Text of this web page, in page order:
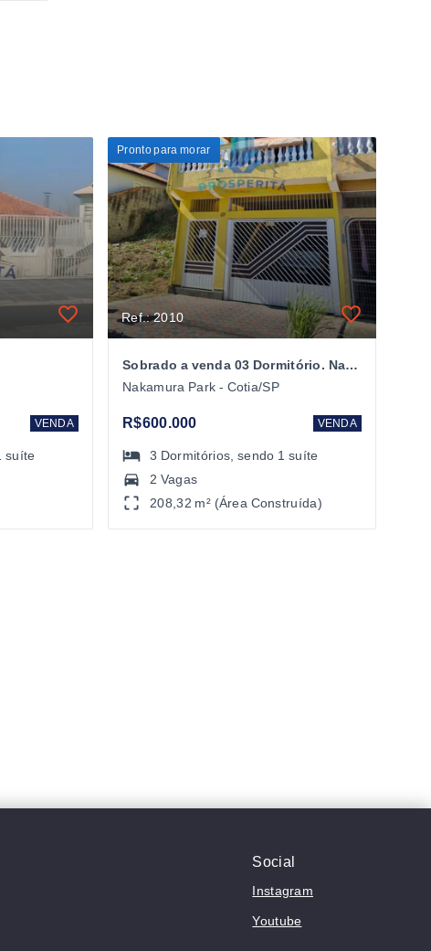
VENDA
suíte
Pronto para morar
Ref.: 2010
Sobrado a venda 03 Dormitório. Nakamura Park
Nakamura Park - Cotia/SP
R$600.000 VENDA
3 Dormitórios , sendo 1 suíte
2 Vagas
208,32 m² (Área Construída)
Social
Instagram
Youtube